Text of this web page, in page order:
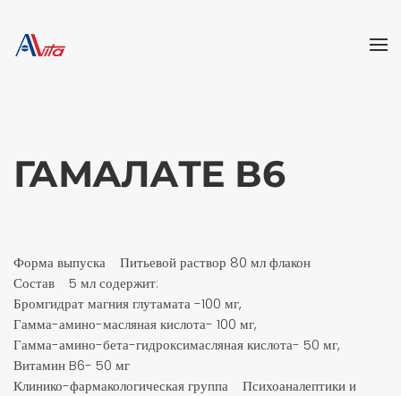
Skip to main content
ГАМАЛАТЕ В6
Форма выпуска Питьевой раствор 80 мл флакон
Состав 5 мл содержит:
Бромгидрат магния глутамата -100 мг,
Гамма-амино-масляная кислота- 100 мг,
Гамма-амино-бета-гидроксимасляная кислота- 50 мг,
Витамин B6- 50 мг
Клинико-фармакологическая группа Психоаналептики и